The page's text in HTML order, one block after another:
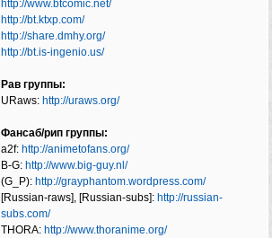
http://www.btcomic.net/
http://bt.ktxp.com/
http://share.dmhy.org/
http://bt.is-ingenio.us/
Рав группы:
URaws: http://uraws.org/
Фансаб/рип группы:
a2f: http://animetofans.org/
B-G: http://www.big-guy.nl/
(G_P): http://grayphantom.wordpress.com/
[Russian-raws], [Russian-subs]: http://russian-
subs.com/
THORA: http://www.thoranime.org/